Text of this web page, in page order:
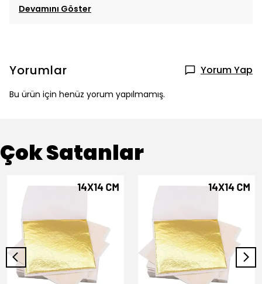
Devamını Göster
Yorumlar Yorum Yap
Bu ürün için henüz yorum yapılmamış.
Çok Satanlar